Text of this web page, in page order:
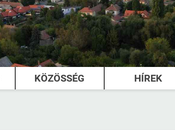
KÖZÖSSÉG HÍREK